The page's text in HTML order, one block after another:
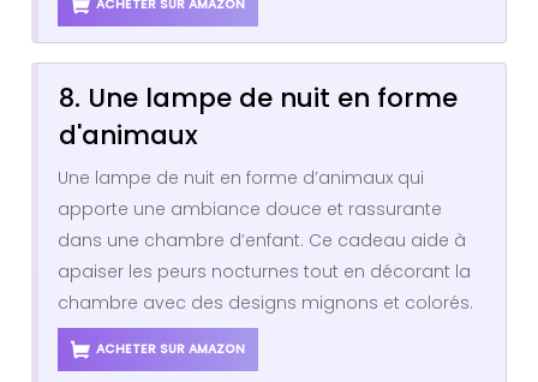
8. Une lampe de nuit en forme
d'animaux
Une lampe de nuit en forme d’animaux qui
apporte une ambiance douce et rassurante
dans une chambre d’enfant. Ce cadeau aide à
apaiser les peurs nocturnes tout en décorant la
chambre avec des designs mignons et colorés.
ACHETER SUR AMAZON